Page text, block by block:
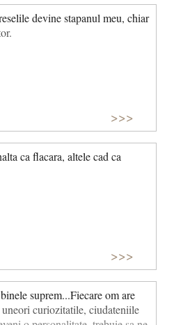
devine stapanul meu, chiar
>>>
ca flacara, altele cad ca
>>>
suprem...Fiecare om are
curiozitatile, ciudateniile